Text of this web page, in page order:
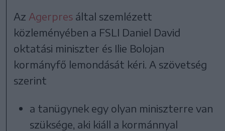
Az Agerpres által szemlézett
közleményében a FSLI Daniel David
oktatási miniszter és Ilie Bolojan
kormányfő lemondását kéri. A szövetség
szerint
a tanügynek egy olyan miniszterre van
szüksége, aki kiáll a kormánnyal